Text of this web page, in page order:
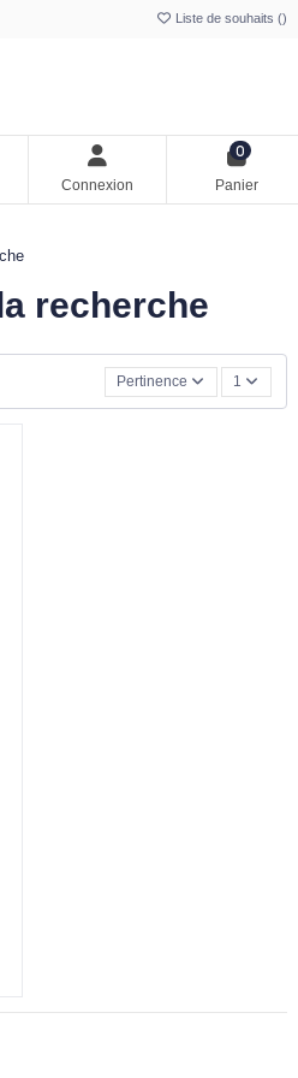
Liste de souhaits ()
Connexion
0
Panier
recherche
Pertinence 1